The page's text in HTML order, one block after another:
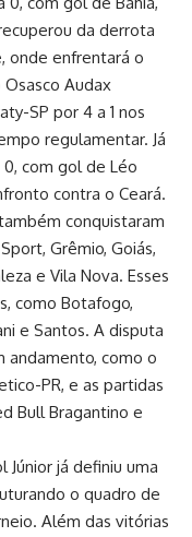
da derrota
onde enfrentará o
Osasco Audax
SP por 4 a 1 nos
regulamentar. Já
0, com gol de Léo
contra o Ceará.
conquistaram
Grêmio, Goiás,
e Vila Nova. Esses
como Botafogo,
e Santos. A disputa
andamento, como o
PR, e as partidas
Bull Bragantino e
Júnior já definiu uma
o quadro de
Além das vitórias